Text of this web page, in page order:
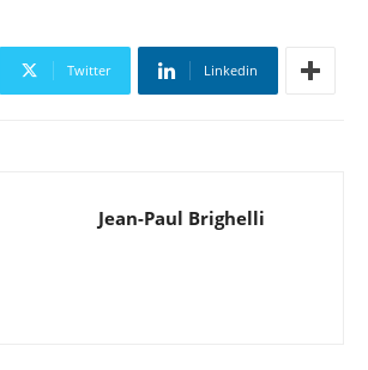
Twitter Linkedin
Jean-Paul Brighelli